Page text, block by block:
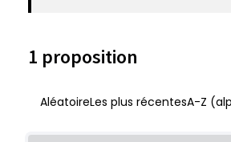
1 proposition
AléatoireLes plus récentesA-Z